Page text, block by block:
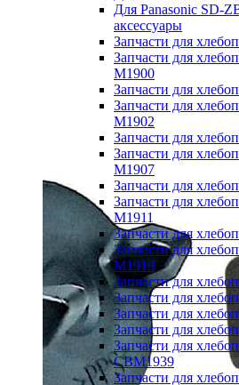
Для Panasonic SD-
аксессуары
Запчасти для
Запчасти для
M1900
Запчасти для
Запчасти для
M1902
Запчасти для
Запчасти для
M1907
Запчасти для
Запчасти для
M1911
Запчасти для
Запчасти для
M1919
Запчасти для
Запчасти для
Запчасти для
Запчасти для
Запчасти для
CBM1939
Запчасти для